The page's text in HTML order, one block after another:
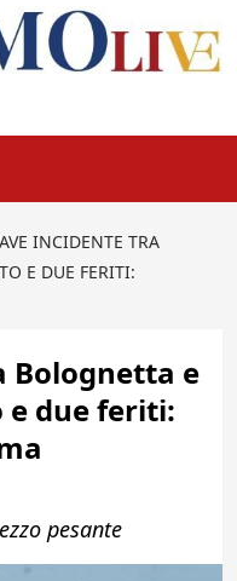
INCIDENTE TRA
E DUE FERITI:
Bolognetta e
due feriti:
pesante